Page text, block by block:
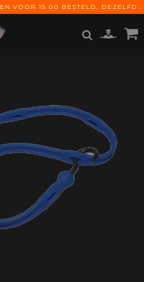
OP ONZE WERKDAGEN VOOR 15:00 BESTELD, DEZELFDE DAG VERZONDEN! GRATIS VERZENDING VANAF € 65,-